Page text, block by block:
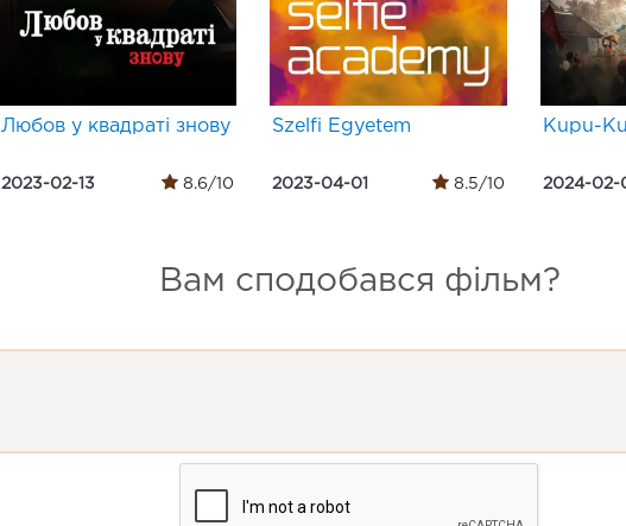
Любов у квадраті знову
2023-02-13 8.6/10
Szelfi Egyetem
2023-04-01 8.5/10
Kupu-
2024-02-
Вам сподобався фільм?